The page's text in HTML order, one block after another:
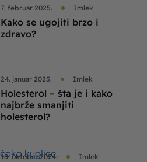
7. februar 2025. Imlek
Kako se ugojiti brzo i
zdravo?
24. januar 2025. Imlek
Holesterol – šta je i kako
najbrže smanjiti
holesterol?
18. oktobar 2024. Imlek